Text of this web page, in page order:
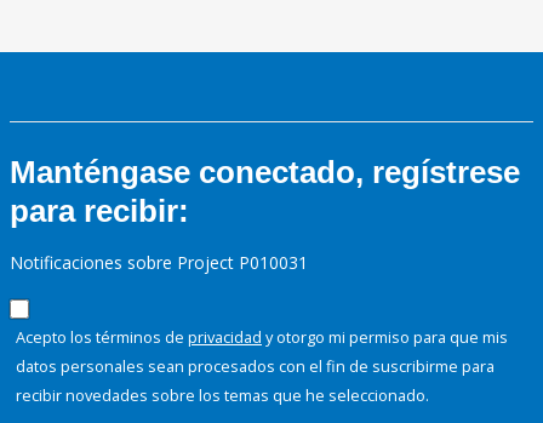
Manténgase conectado, regístrese
para recibir:
Notificaciones sobre Project P010031
Acepto los términos de privacidad y otorgo mi permiso para que mis
datos personales sean procesados con el fin de suscribirme para
recibir novedades sobre los temas que he seleccionado.